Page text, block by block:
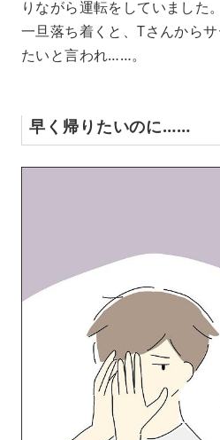
りながら運転をしていました。
一旦落ち着くと、Tさんから
たいと言われ……。
早く帰りたいのに……